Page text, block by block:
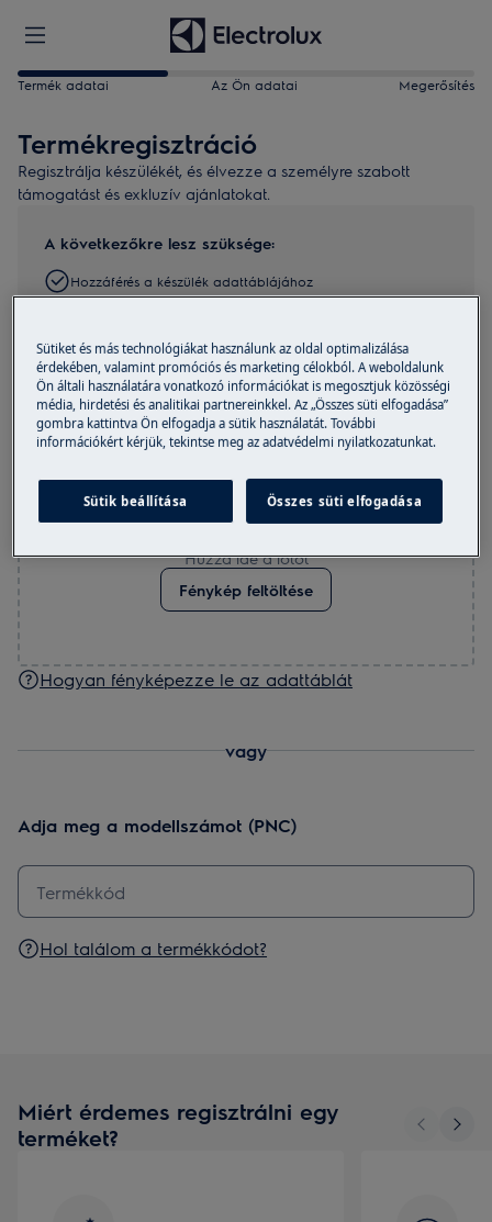
Termék adatai Az Ön adatai Megerősítés
Termékregisztráció
Regisztrálja készülékét, és élvezze a személyre szabott
támogatást és exkluzív ajánlatokat.
A következőkre lesz szüksége:
Hozzáférés a készülék adattáblájához
3 perc az idejéből
Keresse meg termékét
Adja meg a modellszámot (PNC)
Hol találom a termékkódot?
vagy
Fényképezze le az adattáblát, és töltse fel
Húzza ide a fotót
Fénykép feltöltése
Hogyan fényképezze le az adattáblát
Miért érdemes regisztrálni egy
terméket?
Sütiket és más technológiákat használunk az oldal optimalizálása
érdekében, valamint promóciós és marketing célokból. A weboldalunk
Ön általi használatára vonatkozó információkat is megosztjuk közösségi
média, hirdetési és analitikai partnereinkkel. Az „Összes süti elfogadása”
gombra kattintva Ön elfogadja a sütik használatát. További
információkért kérjük, tekintse meg az adatvédelmi nyilatkozatunkat.
Sütik beállítása Összes süti elfogadása